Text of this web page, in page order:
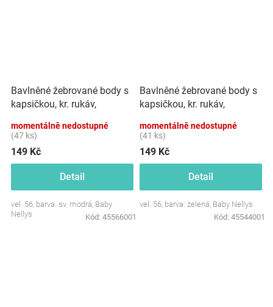
Bavlněné žebrované body s
kapsičkou, kr. rukáv,
momentálně nedostupné
(47 ks)
149 Kč
Detail
vel. 56, barva: sv. modrá, Baby
Nellys
Kód: 45566001
Bavlněné žebrované body s
kapsičkou, kr. rukáv,
momentálně nedostupné
(41 ks)
149 Kč
Detail
vel. 56, barva: zelená, Baby Nellys
Kód: 45544001